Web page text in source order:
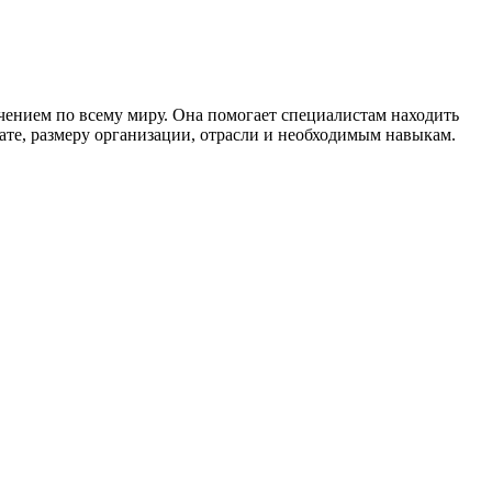
по всему миру. Она помогает специалистам находить
размеру организации, отрасли и необходимым навыкам.